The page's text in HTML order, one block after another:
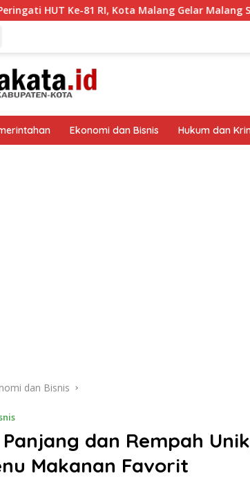
Kota Malang Gelar Malang Solidarity Sky Fest 2026
Ekonomi dan Bisnis Hukum dan
dan Bisnis
dan Rempah
Makanan Favorit